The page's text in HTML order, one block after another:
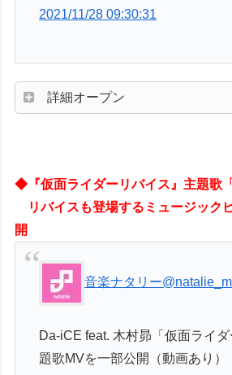
2021/11/28 09:30:31
詳細オープン
◆『仮面ライダーリバイス』主題歌
リバイスも登場するミュージック
開
音楽ナタリー
Da-iCE feat. 木村昴「仮面ライ
題歌MVを一部公開（動画あり）